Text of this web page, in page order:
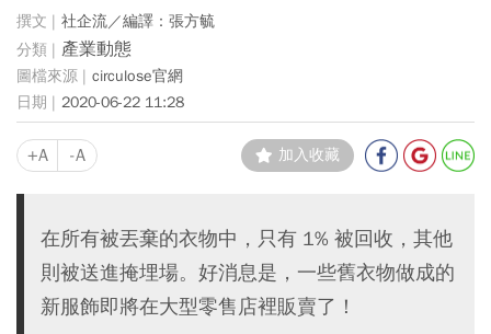
社企流／編譯：張方毓
產業動態
circulose官網
2020-06-22 11:28
+A -A 加入收藏
在所有被丟棄的衣物中，只有 1% 被回收，其他
則被送進掩埋場。好消息是，一些舊衣物做成的
新服飾即將在大型零售店裡販賣了！